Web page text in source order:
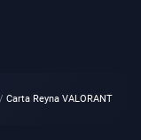
Carta Reyna VALORANT